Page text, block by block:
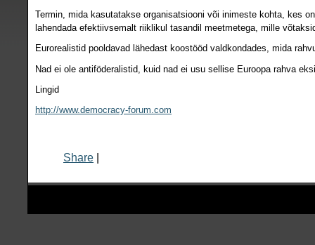
Termin, mida kasutatakse organisatsiooni või inimeste kohta, kes
lahendada efektiivsemalt riiklikul tasandil meetmetega, mille
Eurorealistid pooldavad lähedast koostööd valdkondades, mida
Nad ei ole antiföderalistid, kuid nad ei usu sellise Euroopa rahva
Lingid
http://www.democracy-forum.com
Share